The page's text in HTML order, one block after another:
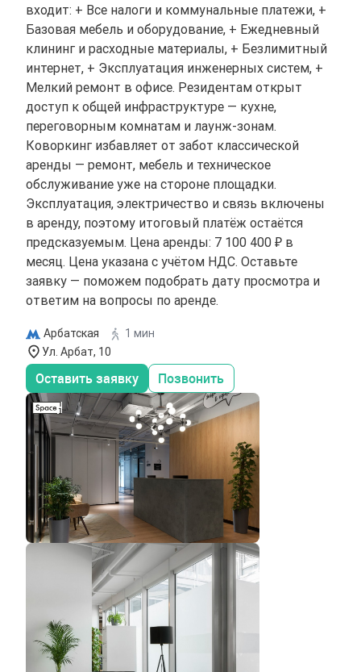
входит: + Все налоги и коммунальные платежи, +
Базовая мебель и оборудование, + Ежедневный
клининг и расходные материалы, + Безлимитный
интернет, + Эксплуатация инженерных систем, +
Мелкий ремонт в офисе. Резидентам открыт
доступ к общей инфраструктуре — кухне,
переговорным комнатам и лаунж-зонам.
Коворкинг избавляет от забот классической
аренды — ремонт, мебель и техническое
обслуживание уже на стороне площадки.
Эксплуатация, электричество и связь включены
в аренду, поэтому итоговый платёж остаётся
предсказуемым. Цена аренды: 7 100 400 ₽ в
месяц. Цена указана с учётом НДС. Оставьте
заявку — поможем подобрать дату просмотра и
ответим на вопросы по аренде.
Арбатская
1 мин
Ул. Арбат, 10
Оставить заявку Позвонить